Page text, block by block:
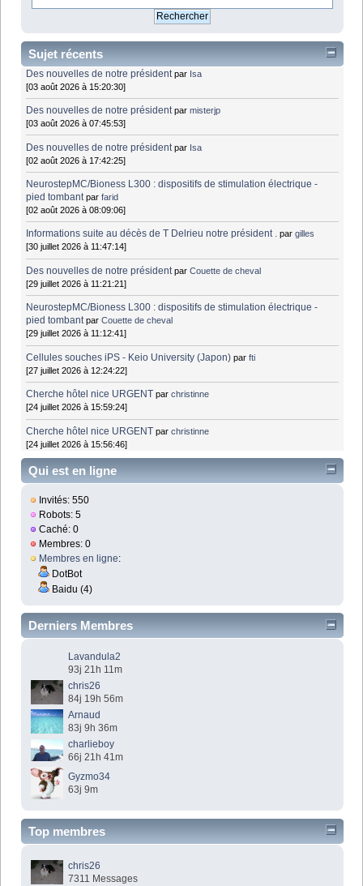
Sujet récents
Des nouvelles de notre président par Isa
[03 août 2026 à 15:20:30]
Des nouvelles de notre président parmisterjp
[03 août 2026 à 07:45:53]
Des nouvelles de notre président par Isa
[02 août 2026 à 17:42:25]
NeurostepMC/Bioness L300 : dispositifs de stimulation électrique -
pied tombant parfarid
[02 août 2026 à 08:09:06]
Informations suite au décès de T Delrieu notre président . pargilles
[30 juillet 2026 à 11:47:14]
Des nouvelles de notre président parCouette de cheval
[29 juillet 2026 à 11:21:21]
NeurostepMC/Bioness L300 : dispositifs de stimulation électrique -
pied tombant parCouette de cheval
[29 juillet 2026 à 11:12:41]
Cellules souches iPS - Keio University (Japon) parfti
[27 juillet 2026 à 12:24:22]
Cherche hôtel nice URGENT parchristinne
[24 juillet 2026 à 15:59:24]
Cherche hôtel nice URGENT parchristinne
[24 juillet 2026 à 15:56:46]
Qui est en ligne
Invités: 550
Robots: 5
Caché: 0
Membres: 0
Membres en ligne:
DotBot
Baidu (4)
Derniers Membres
Lavandula2
93j 21h 11m
chris26
84j 19h 56m
Arnaud
83j 9h 36m
charlieboy
66j 21h 41m
Gyzmo34
63j 9m
Top membres
chris26
7311 Messages